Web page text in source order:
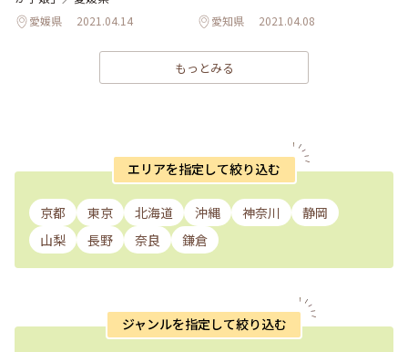
愛媛県 2021.04.14 愛知県 2021.04.08
もっとみる
エリアを指定して絞り込む
京都 東京 北海道 沖縄 神奈川
静岡
山梨
長野 奈良 鎌倉
ジャンルを指定して絞り込む